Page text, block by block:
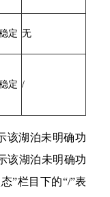
定 无
定 /
该湖泊未明确功
该湖泊未明确功
”栏目下的“/”表